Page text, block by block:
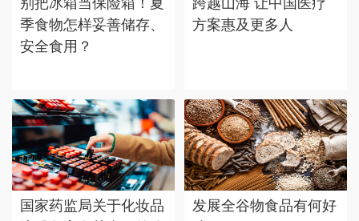
季食物怎样妥善储存、
安全食用？
方案惠及更多人
国家药监局关于化妆品
发展全谷物食品有何好